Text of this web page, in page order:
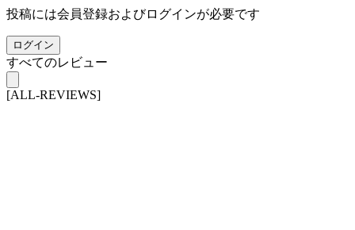
投稿には会員登録およびログインが必要です
ログイン
すべてのレビュー
[ALL-REVIEWS]